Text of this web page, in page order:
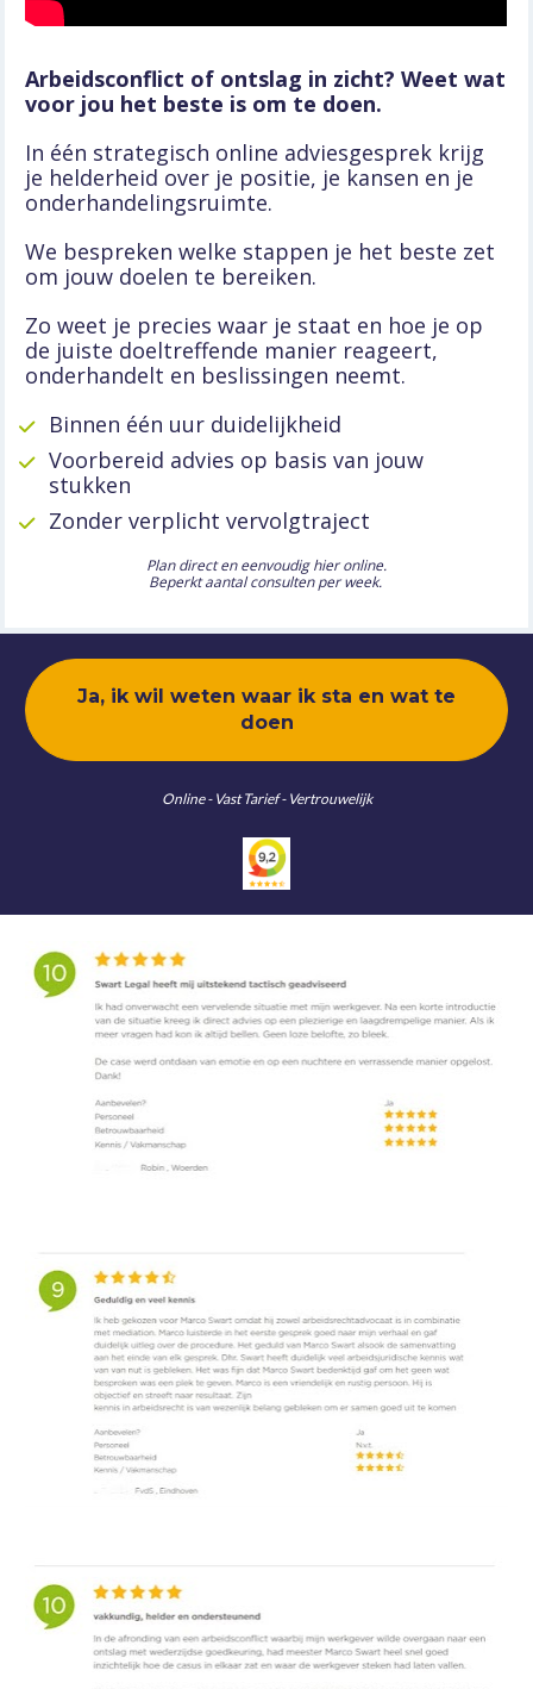
Arbeidsconflict of ontslag in zicht? Weet wat
voor jou het beste is om te doen.
In één strategisch online adviesgesprek krijg
je helderheid over je positie, je kansen en je
onderhandelingsruimte.
We bespreken welke stappen je het beste zet
om jouw doelen te bereiken.
Zo weet je precies waar je staat en hoe je op
de juiste doeltreffende manier reageert,
onderhandelt en beslissingen neemt.
Binnen één uur duidelijkheid
Voorbereid advies op basis van jouw
stukken
Zonder verplicht vervolgtraject
Plan direct en eenvoudig hier online.
Beperkt aantal consulten per week.
Ja, ik wil weten waar ik sta en wat te
doen
Online - Vast Tarief - Vertrouwelijk